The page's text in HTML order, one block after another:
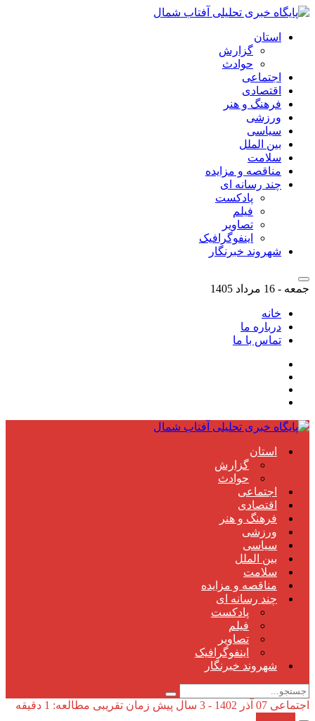
استان
گزارش
حوادث
اجتماعی
اقتصادی
فرهنگ و هنر
ورزشی
سیاسی
بین الملل
سلامت
مناقصه و مزایده
چند رسانه ای
پادکست
فیلم
تصاویر
اینفوگرافیک
شهروند خبرنگار
جمعه - 16 مرداد 1405
خانه
درباره ما
تماس با ما
استان
گزارش
حوادث
اجتماعی
اقتصادی
فرهنگ و هنر
ورزشی
سیاسی
بین الملل
سلامت
مناقصه و مزایده
چند رسانه ای
پادکست
فیلم
تصاویر
اینفوگرافیک
شهروند خبرنگار
اجتماعی 07 آذر 1402 - 3 سال پیش
زمان تقریبی مطالعه: 1 دقیقه